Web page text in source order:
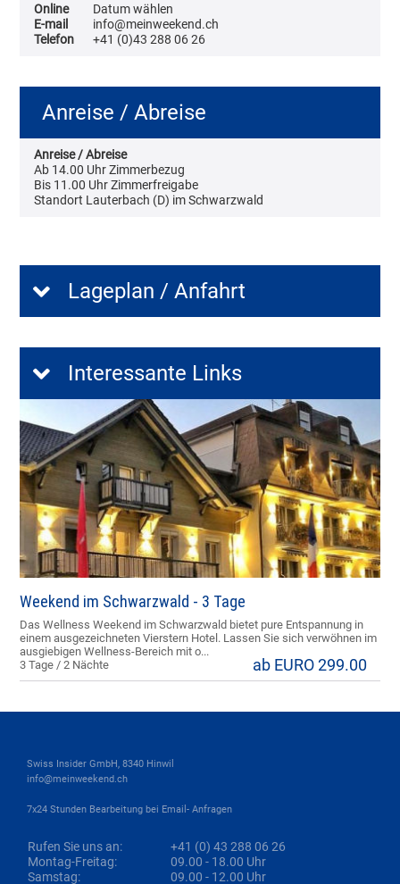
Online
Datum wählen
E-mail
info@meinweekend.ch
Telefon
+41 (0)43 288 06 26
Anreise / Abreise
Anreise / Abreise
Ab 14.00 Uhr Zimmerbezug
Bis 11.00 Uhr Zimmerfreigabe
Standort Lauterbach (D) im Schwarzwald
Lageplan / Anfahrt
Interessante Links
Weekend im Schwarzwald - 3 Tage
Das Wellness Weekend im Schwarzwald bietet pure Entspannung in
einem ausgezeichneten Vierstern Hotel. Lassen Sie sich verwöhnen im
ausgiebigen Wellness-Bereich mit o...
3 Tage / 2 Nächte
ab EURO 299.00
Swiss Insider GmbH, 8340 Hinwil
info@meinweekend.ch
7x24 Stunden Bearbeitung bei Email- Anfragen
Rufen Sie uns an:
+41 (0) 43 288 06 26
Montag-Freitag:
09.00 - 18.00 Uhr
Samstag:
09.00 - 12.00 Uhr